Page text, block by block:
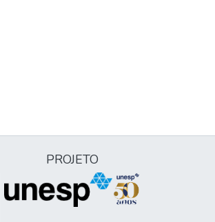
PROJETO